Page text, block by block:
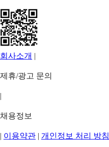
회사소개 |
제휴/광고 문의
|
채용정보
| 이용약관 | 개인정보 처리 방침